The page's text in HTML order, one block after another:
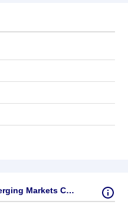
Rating für Candriam Eqs L Emerging Markets C AC EUR